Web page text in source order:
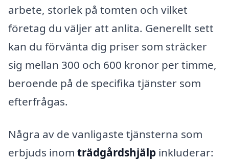
arbete, storlek på tomten och vilket
företag du väljer att anlita. Generellt sett
kan du förvänta dig priser som sträcker
sig mellan 300 och 600 kronor per timme,
beroende på de specifika tjänster som
efterfrågas.
Några av de vanligaste tjänsterna som
erbjuds inom trädgårdshjälp inkluderar: